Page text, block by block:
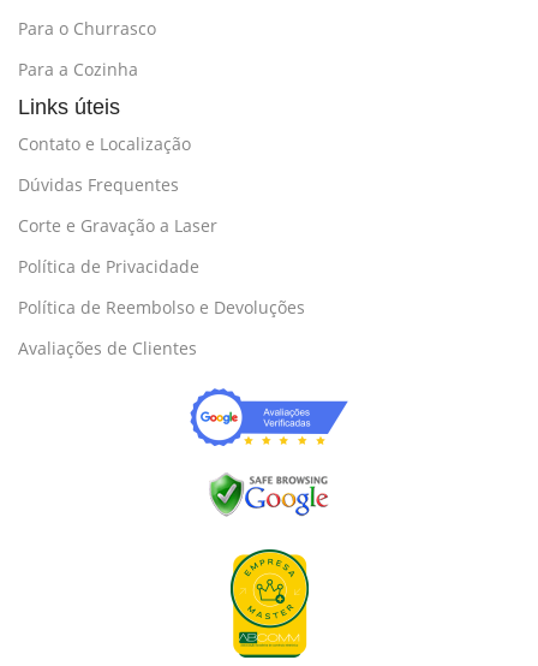
Para o Churrasco
Para a Cozinha
Links úteis
Contato e Localização
Dúvidas Frequentes
Corte e Gravação a Laser
Política de Privacidade
Política de Reembolso e Devoluções
Avaliações de Clientes